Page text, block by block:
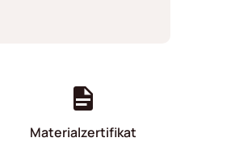
Materialzertifikat